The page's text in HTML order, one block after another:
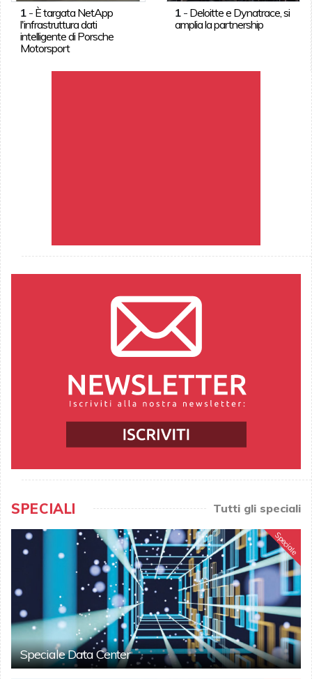
1- È targata NetApp
l'infrastruttura dati
intelligente di Porsche
Motorsport
1 - Deloitte e Dynatrace, si
amplia la partnership
SPECIALI Tutti gli speciali
Speciale
Speciale Data Center